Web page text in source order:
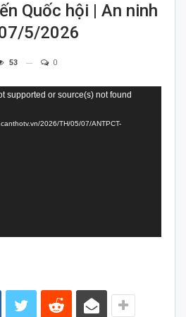
Quốc hội | An ninh
5/2026
53 0
supported or source(s) not found
2026/TH/05/07/ANTPCT-